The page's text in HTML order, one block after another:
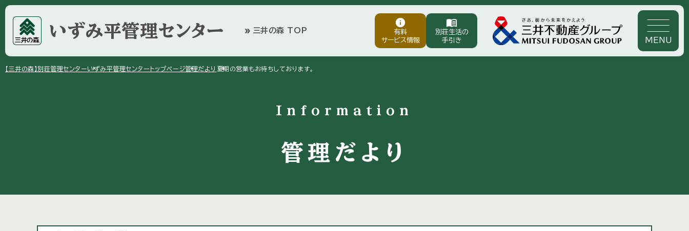
いずみ平管理センター double_arrow 三井の森 TOP
info
有料
サービス情報
menu_book
別荘生活の
手引き
MENU
【三井の森】 別荘管理センター arrow_right
いずみ平管理センター トップページ arrow_right
管理だより arrow_right
夏期の営業もお待ちしております。
Information
管理だより